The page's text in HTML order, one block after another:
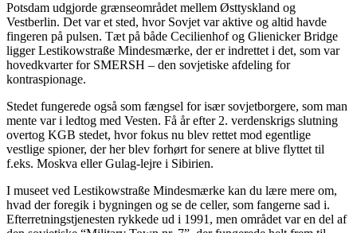
Potsdam udgjorde grænseområdet mellem Østtyskland og
Vestberlin. Det var et sted, hvor Sovjet var aktive og altid havde
fingeren på pulsen. Tæt på både Cecilienhof og Glienicker Bridge
ligger Lestikowstraße Mindesmærke, der er indrettet i det, som var
hovedkvarter for SMERSH – den sovjetiske afdeling for
kontraspionage.
Stedet fungerede også som fængsel for især sovjetborgere, som man
mente var i ledtog med Vesten. Få år efter 2. verdenskrigs slutning
overtog KGB stedet, hvor fokus nu blev rettet mod egentlige
vestlige spioner, der her blev forhørt for senere at blive flyttet til
f.eks. Moskva eller Gulag-lejre i Sibirien.
I museet ved Lestikowstraße Mindesmærke kan du lære mere om,
hvad der foregik i bygningen og se de celler, som fangerne sad i.
Efterretningstjenesten rykkede ud i 1991, men området var en del af